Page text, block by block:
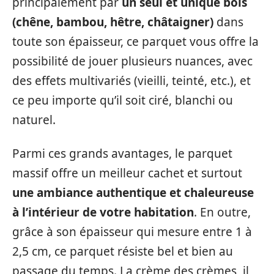
(chêne, bambou, hêtre, châtaigner) dans
toute son épaisseur, ce parquet vous offre la
possibilité de jouer plusieurs nuances, avec
des effets multivariés (vieilli, teinté, etc.), et
ce peu importe qu’il soit ciré, blanchi ou
naturel.
Parmi ces grands avantages, le parquet
massif offre un meilleur cachet et surtout
une ambiance authentique et chaleureuse
à l’intérieur de votre habitation. En outre,
grâce à son épaisseur qui mesure entre 1 à
2,5 cm, ce parquet résiste bel et bien au
passage du temps. La crème des crèmes, il